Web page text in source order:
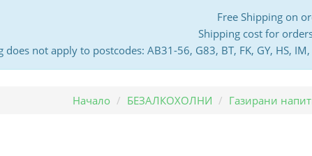
Free Shipping on
Shipping cost for
not apply to postcodes: AB31-56, G83, BT, FK, GY, HS,
Начало БЕЗАЛКОХОЛНИ Газирани